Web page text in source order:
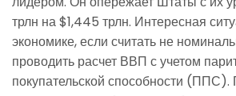
трлн на $1,445 трлн. Интересная
экономике, если считать не
проводить расчет ВВП с учетом
покупательской способности